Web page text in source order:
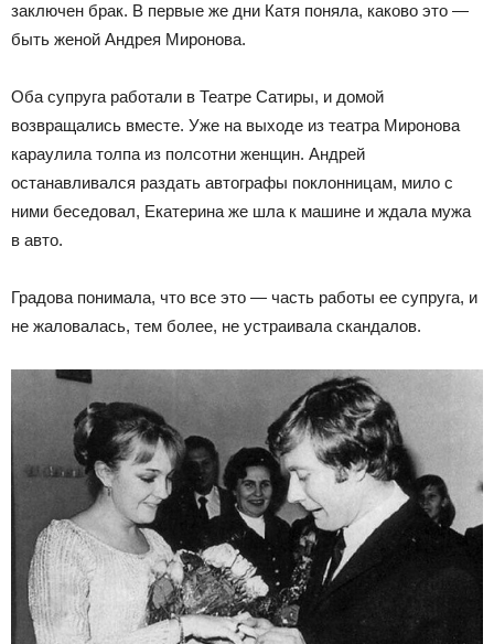
заключен брак. В первые же дни Катя поняла, каково это —
быть женой Андрея Миронова.
Оба супруга работали в Театре Сатиры, и домой
возвращались вместе. Уже на выходе из театра Миронова
караулила толпа из полсотни женщин. Андрей
останавливался раздать автографы поклонницам, мило с
ними беседовал, Екатерина же шла к машине и ждала мужа
в авто.
Градова понимала, что все это — часть работы ее супруга, и
не жаловалась, тем более, не устраивала скандалов.